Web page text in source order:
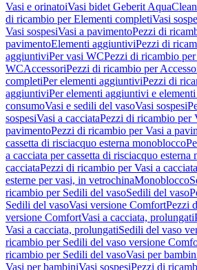
Vasi e orinatoiVasi bidet Geberit AquaClean
di ricambio per Elementi completiVasi
Vasi sospesiVasi a pavimentoPezzi di
pavimentoElementi aggiuntiviPezzi di
aggiuntiviPer vasi WCPezzi di ricambio per
WCAccessoriPezzi di ricambio per
completiPer elementi aggiuntiviPezzi di
aggiuntiviPer elementi aggiuntivi e
consumoVasi e sedili del vasoVasi sospesi
sospesiVasi a cacciataPezzi di ricambio per
pavimentoPezzi di ricambio per Vasi a
cassetta di risciacquo esterna monoblocco
a cacciata per cassetta di risciacquo esterna
cacciataPezzi di ricambio per Vasi a cacciata
esterne per vasi, in vetrochinaMonoblocco
ricambio per Sedili del vasoSedili del vaso
Sedili del vasoVasi versione ComfortPezzi
versione ComfortVasi a cacciata, prolungati
Vasi a cacciata, prolungatiSedili del vaso
ricambio per Sedili del vaso versione
ricambio per Sedili del vasoVasi per
Vasi per bambiniVasi sospesiPezzi di